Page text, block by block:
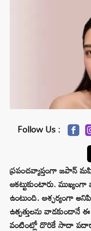
Follow Us :
ప్రపంచవ్యాప్తంగా జపాన్
ఆకట్టుకుంటారు.
ఉంటుంది. ఆశ్చర్యంగా
ఉత్పత్తులను వాడకుండానే
వంటింట్లో దొరికే సాదా